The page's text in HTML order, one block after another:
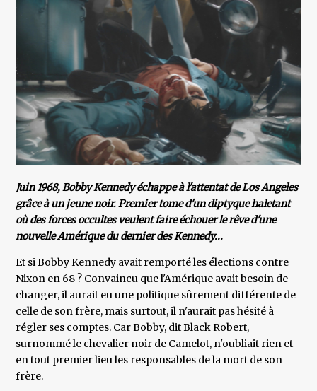
Juin 1968, Bobby Kennedy échappe à l'attentat de Los Angeles
grâce à un jeune noir. Premier tome d'un diptyque haletant
où des forces occultes veulent faire échouer le rêve d'une
nouvelle Amérique du dernier des Kennedy...
Et si Bobby Kennedy avait remporté les élections contre
Nixon en 68 ? Convaincu que l'Amérique avait besoin de
changer, il aurait eu une politique sûrement différente de
celle de son frère, mais surtout, il n'aurait pas hésité à
régler ses comptes. Car Bobby, dit Black Robert,
surnommé le chevalier noir de Camelot, n'oubliait rien et
en tout premier lieu les responsables de la mort de son
frère.